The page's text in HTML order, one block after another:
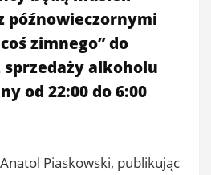
późnowieczornymi
zimnego” do
sprzedaży alkoholu
od 22:00 do 6:00
Piaskowski, publikując